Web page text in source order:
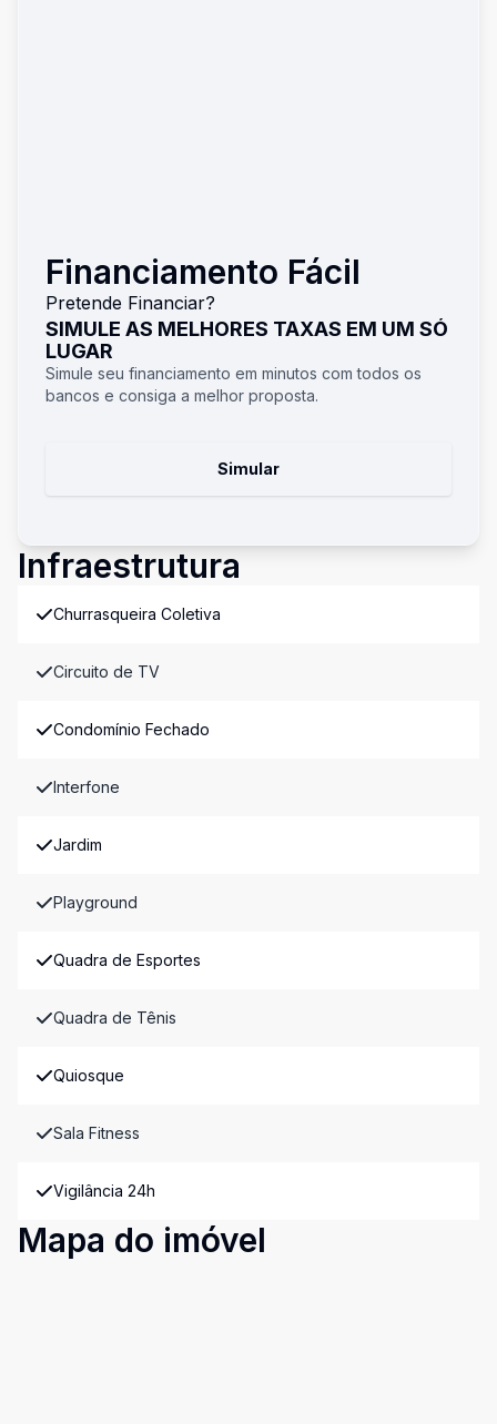
Financiamento Fácil
Pretende Financiar?
SIMULE AS MELHORES TAXAS EM UM SÓ
LUGAR
Simule seu financiamento em minutos com todos os
bancos e consiga a melhor proposta.
Simular
Infraestrutura
Churrasqueira Coletiva
Circuito de TV
Condomínio Fechado
Interfone
Jardim
Playground
Quadra de Esportes
Quadra de Tênis
Quiosque
Sala Fitness
Vigilância 24h
Mapa do imóvel